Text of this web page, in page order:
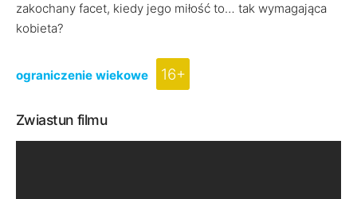
zakochany facet, kiedy jego miłość to… tak wymagająca
kobieta?
ograniczenie wiekowe 16+
Zwiastun filmu